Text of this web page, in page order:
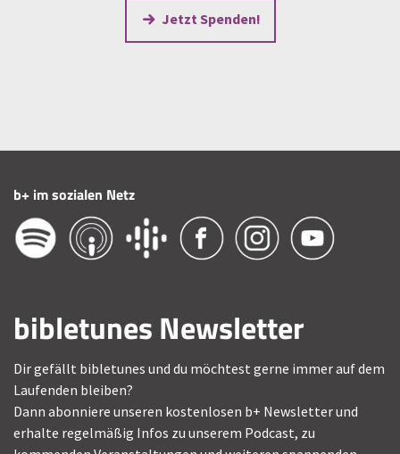
Jetzt Spenden!
b+ im sozialen Netz
bibletunes Newsletter
Dir gefällt bibletunes und du möchtest gerne immer auf dem
Laufenden bleiben?
Dann abonniere unseren kostenlosen b+ Newsletter und
erhalte regelmäßig Infos zu unserem Podcast, zu